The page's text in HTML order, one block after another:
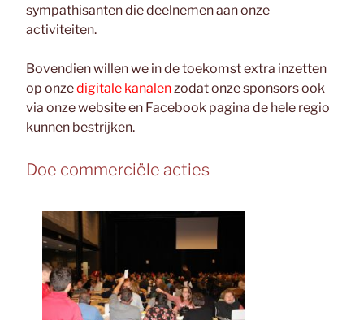
sympathisanten die deelnemen aan onze
activiteiten.
Bovendien willen we in de toekomst extra inzetten
op onzedigitale kanalenzodat onze sponsors ook
via onze website en Facebook pagina de hele regio
kunnen bestrijken.
Doe commerciële acties